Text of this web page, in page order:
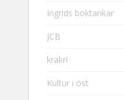
Ingrids boktankar
JCB
krakri
Kultur i öst